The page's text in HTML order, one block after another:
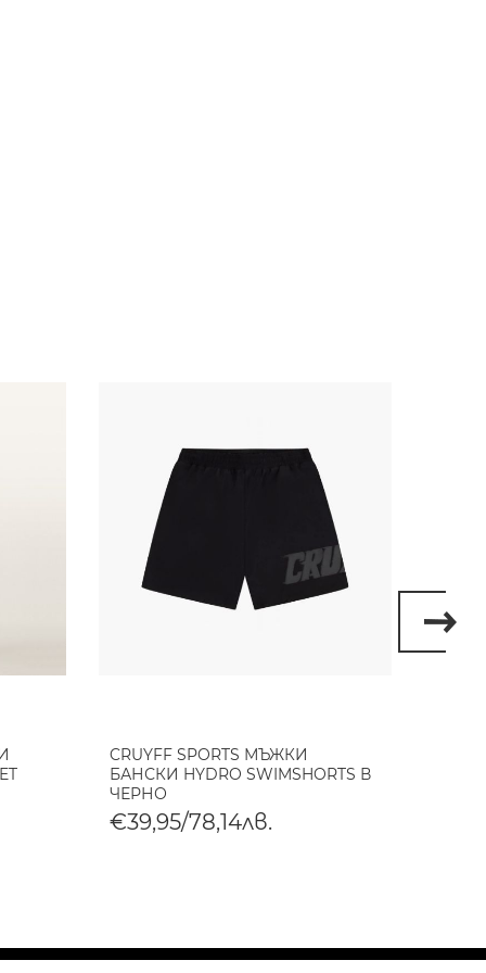
CRUYFF SPORTS МЪЖКИ
БАНСКИ HYDRO SWIMSHORTS В
ЧЕРНО
€39,95/78,14лв.